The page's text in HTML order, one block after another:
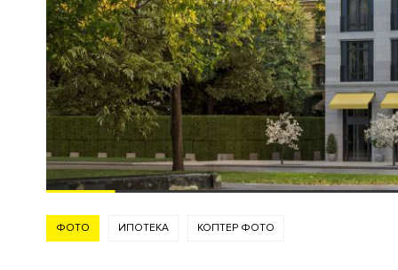
ФОТО ИПОТЕКА КОПТЕР ФОТО